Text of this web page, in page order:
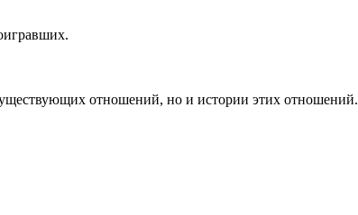
отношений, но и истории этих отношений.